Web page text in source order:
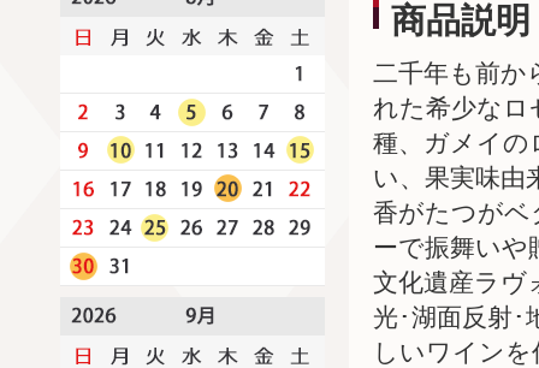
商品説明
二千年も前か
れた希少なロ
種、ガメイの
い、果実味由
香がたつがベ
ーで振舞いや
文化遺産ラヴ
光･湖面反射･
しいワイン